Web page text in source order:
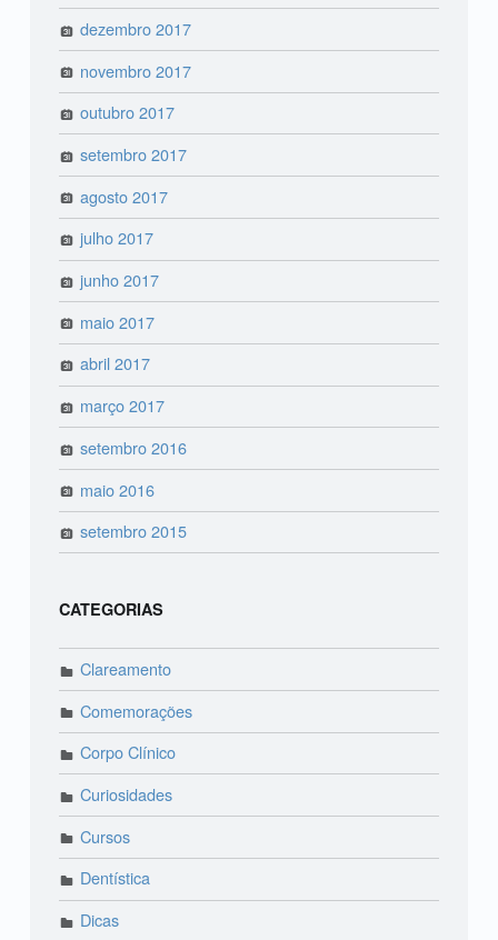
dezembro 2017
novembro 2017
outubro 2017
setembro 2017
agosto 2017
julho 2017
junho 2017
maio 2017
abril 2017
março 2017
setembro 2016
maio 2016
setembro 2015
CATEGORIAS
Clareamento
Comemorações
Corpo Clínico
Curiosidades
Cursos
Dentística
Dicas